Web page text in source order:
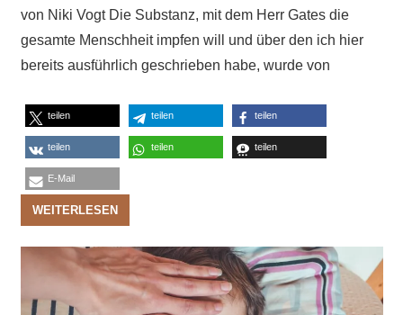
von Niki Vogt Die Substanz, mit dem Herr Gates die
gesamte Menschheit impfen will und über den ich hier
bereits ausführlich geschrieben habe, wurde von
teilen teilen teilen
teilen teilen teilen
E-Mail
WEITERLESEN